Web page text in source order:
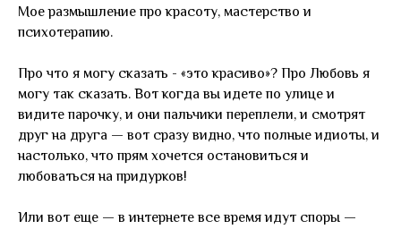
Мое размышление про красоту, мастерство и
психотерапию.
Про что я могу сказать - «это красиво»? Про Любовь я
могу так сказать. Вот когда вы идете по улице и
видите парочку, и они пальчики переплели, и смотрят
друг на друга — вот сразу видно, что полные идиоты, и
настолько, что прям хочется остановиться и
любоваться на придурков!
Или вот еще — в интернете все время идут споры —